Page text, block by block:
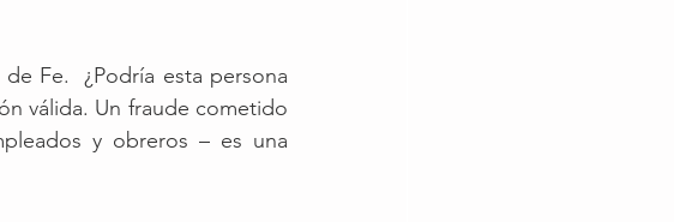
Fe.  ¿Podría esta persona
válida. Un fraude cometido
y obreros – es una